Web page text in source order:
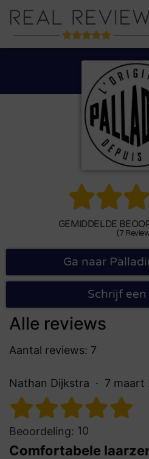

GEMIDDELDE
(7
Ga naar
Schrijf
Alle reviews
Aantal reviews: 7
Nathan Dijkstra 7 maart
Beoordeling: 10
Comfortabele